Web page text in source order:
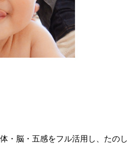
・脳・五感をフル活用し、たの